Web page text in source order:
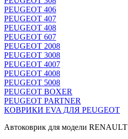
PEUGEOT 406
PEUGEOT 407
PEUGEOT 408
PEUGEOT 607
PEUGEOT 2008
PEUGEOT 3008
PEUGEOT 4007
PEUGEOT 4008
PEUGEOT 5008
PEUGEOT BOXER
PEUGEOT PARTNER
КОВРИКИ EVA ДЛЯ PEUGEOT
Автоковрик для модели RENAULT